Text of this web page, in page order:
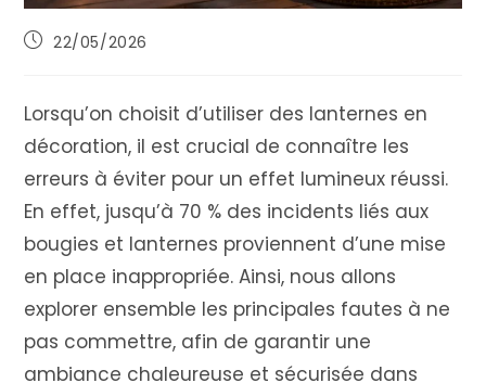
Publication
22/05/2026
Lorsqu’on choisit d’utiliser des lanternes en
décoration, il est crucial de connaître les
erreurs à éviter pour un effet lumineux réussi.
En effet, jusqu’à 70 % des incidents liés aux
bougies et lanternes proviennent d’une mise
en place inappropriée. Ainsi, nous allons
explorer ensemble les principales fautes à ne
pas commettre, afin de garantir une
ambiance chaleureuse et sécurisée dans